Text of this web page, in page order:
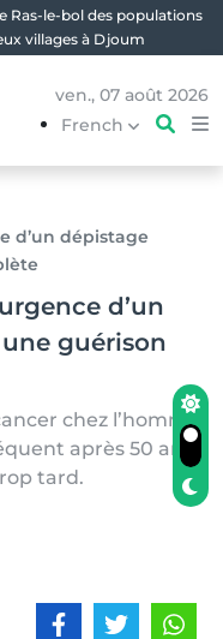
Ras-le-bol des populations
villages à Djoum
ven., 07 août 2026
French
d’un dépistage
d’un
guérison
chez l’homme,
après 50 ans
tard.